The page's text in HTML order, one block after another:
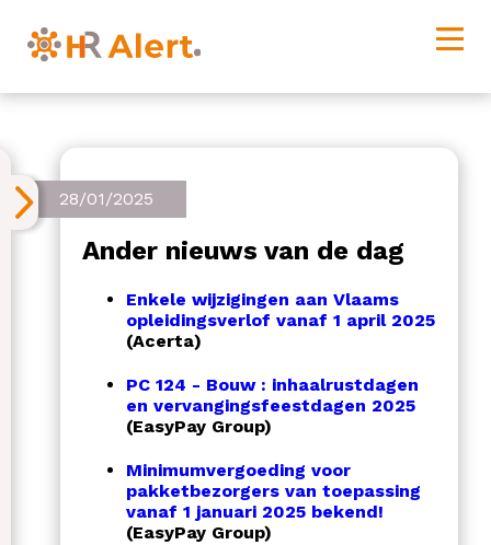
28/01/2025
Ander nieuws van de dag
Enkele wijzigingen aan Vlaams
opleidingsverlof vanaf 1 april 2025
(Acerta)
PC 124 - Bouw : inhaalrustdagen
en vervangingsfeestdagen 2025
(EasyPay Group)
Minimumvergoeding voor
pakketbezorgers van toepassing
vanaf 1 januari 2025 bekend!
(EasyPay Group)